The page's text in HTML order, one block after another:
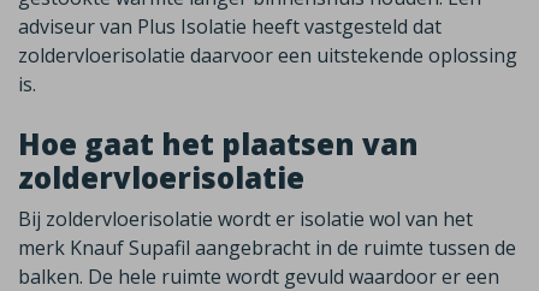
adviseur van Plus Isolatie heeft vastgesteld dat
zoldervloerisolatie daarvoor een uitstekende oplossing
is.
Hoe gaat het plaatsen van
zoldervloerisolatie
Bij zoldervloerisolatie wordt er isolatie wol van het
merk Knauf Supafil aangebracht in de ruimte tussen de
balken. De hele ruimte wordt gevuld waardoor er een